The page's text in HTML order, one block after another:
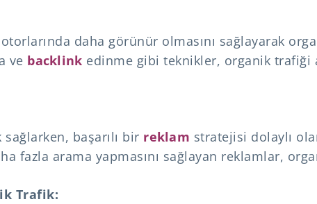
daha görünür olmasını sağlayarak
ve backlink edinme gibi teknikler, organik trafiği
başarılı bir reklam stratejisi dolaylı
fazla arama yapmasını sağlayan reklamlar,
Trafik: